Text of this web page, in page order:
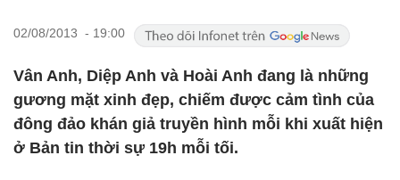
02/08/2013 - 19:00
Vân Anh, Diệp Anh và Hoài Anh đang là những
gương mặt xinh đẹp, chiếm được cảm tình của
đông đảo khán giả truyền hình mỗi khi xuất hiện
ở Bản tin thời sự 19h mỗi tối.